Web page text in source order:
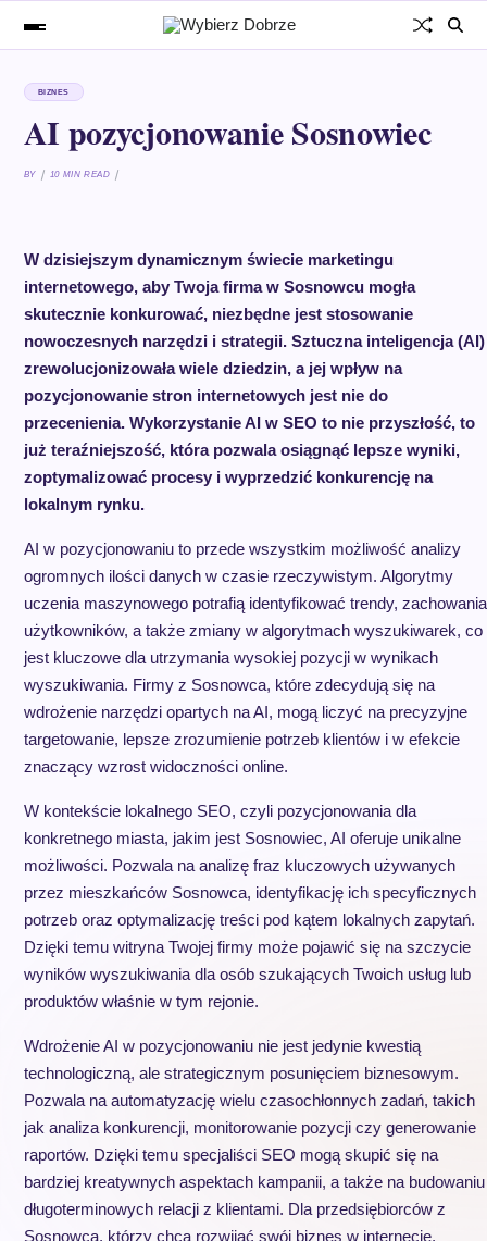
BIZNES
AI pozycjonowanie Sosnowiec
BY 10 MIN READ
W dzisiejszym dynamicznym świecie marketingu
internetowego, aby Twoja firma w Sosnowcu mogła
skutecznie konkurować, niezbędne jest stosowanie
nowoczesnych narzędzi i strategii. Sztuczna inteligencja (AI)
zrewolucjonizowała wiele dziedzin, a jej wpływ na
pozycjonowanie stron internetowych jest nie do
przecenienia. Wykorzystanie AI w SEO to nie przyszłość, to
już teraźniejszość, która pozwala osiągnąć lepsze wyniki,
zoptymalizować procesy i wyprzedzić konkurencję na
lokalnym rynku.
AI w pozycjonowaniu to przede wszystkim możliwość analizy
ogromnych ilości danych w czasie rzeczywistym. Algorytmy
uczenia maszynowego potrafią identyfikować trendy, zachowania
użytkowników, a także zmiany w algorytmach wyszukiwarek, co
jest kluczowe dla utrzymania wysokiej pozycji w wynikach
wyszukiwania. Firmy z Sosnowca, które zdecydują się na
wdrożenie narzędzi opartych na AI, mogą liczyć na precyzyjne
targetowanie, lepsze zrozumienie potrzeb klientów i w efekcie
znaczący wzrost widoczności online.
W kontekście lokalnego SEO, czyli pozycjonowania dla
konkretnego miasta, jakim jest Sosnowiec, AI oferuje unikalne
możliwości. Pozwala na analizę fraz kluczowych używanych
przez mieszkańców Sosnowca, identyfikację ich specyficznych
potrzeb oraz optymalizację treści pod kątem lokalnych zapytań.
Dzięki temu witryna Twojej firmy może pojawić się na szczycie
wyników wyszukiwania dla osób szukających Twoich usług lub
produktów właśnie w tym rejonie.
Wdrożenie AI w pozycjonowaniu nie jest jedynie kwestią
technologiczną, ale strategicznym posunięciem biznesowym.
Pozwala na automatyzację wielu czasochłonnych zadań, takich
jak analiza konkurencji, monitorowanie pozycji czy generowanie
raportów. Dzięki temu specjaliści SEO mogą skupić się na
bardziej kreatywnych aspektach kampanii, a także na budowaniu
długoterminowych relacji z klientami. Dla przedsiębiorców z
Sosnowca, którzy chcą rozwijać swój biznes w internecie,